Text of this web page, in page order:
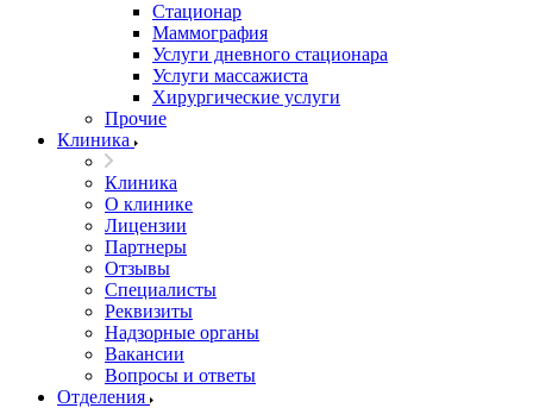
Стационар
Маммография
Услуги дневного стационара
Услуги массажиста
Хирургические услуги
Прочие
Клиника
Клиника
О клинике
Лицензии
Партнеры
Отзывы
Специалисты
Реквизиты
Надзорные органы
Вакансии
Вопросы и ответы
Отделения